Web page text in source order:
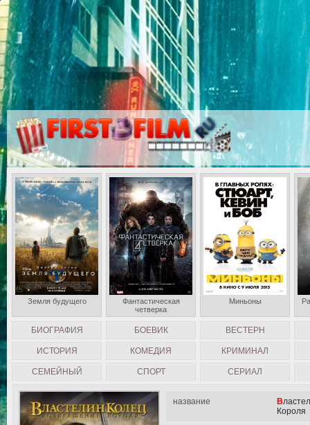
название
Властелин колец: Возвращение
Короля
БИОГРАФИЯ БОЕВИК ВЕСТЕРН
ИСТОРИЯ КОМЕДИЯ КРИМИНАЛ
СЕМЕЙНЫЙ СПОРТ СЕРИАЛ
Земля будущего
Фантастическая
четверка
Миньоны